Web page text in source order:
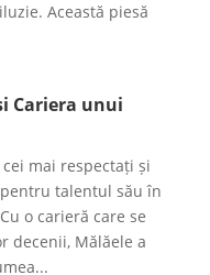
Această piesă
Cariera unui
mai respectați și
talentul său în
o carieră care se
decenii, Mălăele a